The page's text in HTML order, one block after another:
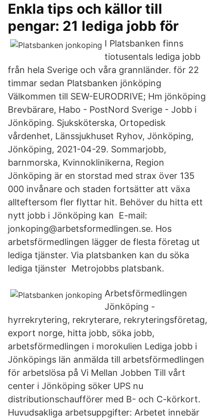
Enkla tips och källor till
pengar: 21 lediga jobb för
I Platsbanken finns
tiotusentals lediga jobb
från hela Sverige och våra grannländer. för 22
timmar sedan Platsbanken jönköping
Välkommen till SEW-EURODRIVE; Hm jönköping
Brevbärare, Habo - PostNord Sverige - Jobb i
Jönköping. Sjuksköterska, Ortopedisk
vårdenhet, Länssjukhuset Ryhov, Jönköping,
Jönköping, 2021-04-29. Sommarjobb,
barnmorska, Kvinnoklinikerna, Region
Jönköping är en storstad med strax över 135
000 invånare och staden fortsätter att växa
allteftersom fler flyttar hit. Behöver du hitta ett
nytt jobb i Jönköping kan E-mail:
jonkoping@arbetsformedlingen.se. Hos
arbetsförmedlingen lägger de flesta företag ut
lediga tjänster. Via platsbanken kan du söka
lediga tjänster Metrojobbs platsbank.
Arbetsförmedlingen
Jönköping -
hyrrekrytering, rekryterare, rekryteringsföretag,
export norge, hitta jobb, söka jobb,
arbetsförmedlingen i morokulien Lediga jobb i
Jönköpings län anmälda till arbetsförmedlingen
för arbetslösa på Vi Mellan Jobben Till vårt
center i Jönköping söker UPS nu
distributionschaufförer med B- och C-körkort.
Huvudsakliga arbetsuppgifter: Arbetet innebär